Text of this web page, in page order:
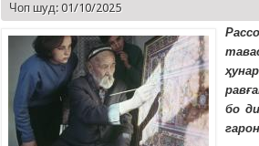
Чоп шуд: 01/10/2025
бо